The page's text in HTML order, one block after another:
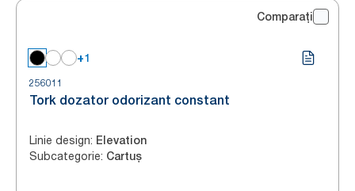
Comparați
+1
256011
Tork dozator odorizant constant
Linie design: Elevation
Subcategorie: Cartuș